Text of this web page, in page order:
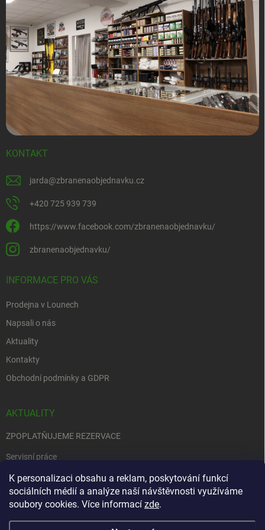
K personalizaci obsahu a reklam, poskytování funkcí
sociálních médií a analýze naší návštěvnosti využíváme
soubory cookies. Více informací zde.
KONTAKT
jarda@zbranenaobjednavku.cz
+420 725 939 739
https://www.facebook.com/zbranenaobjednavku/
zbranenaobjednavku/
INFORMACE PRO VÁS
Prodejna v Lounech
Napsali o nás
Aktuality
Kontakty
Obchodní podmínky a GDPR
AKTUALITY
ZPOPLATŇUJEME REZERVACE
Servisní práce
EDENRED
Nemůžete se rozhodnout….